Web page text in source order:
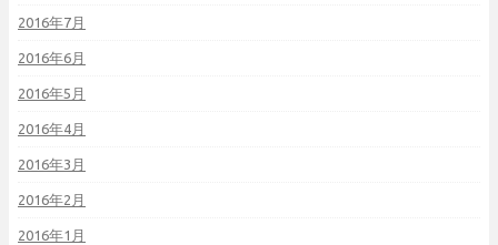
2016年7月
2016年6月
2016年5月
2016年4月
2016年3月
2016年2月
2016年1月